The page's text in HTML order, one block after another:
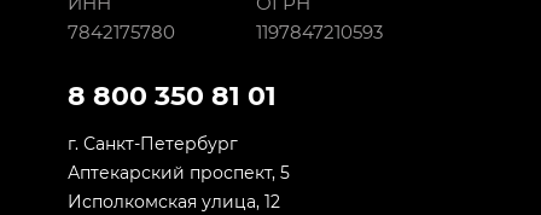
7842175780
1197847210593
8 800 350 81 01
г. Санкт-Петербург
Аптекарский проспект, 5
Исполкомская улица, 12